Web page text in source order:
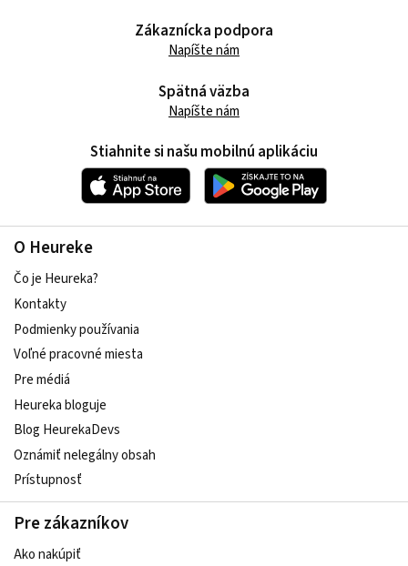
O Heureke
Čo je Heureka?
Kontakty
Podmienky používania
Voľné pracovné miesta
Pre médiá
Heureka bloguje
Blog HeurekaDevs
Oznámiť nelegálny obsah
Prístupnosť
Pre zákazníkov
Ako nakúpiť
Zákaznícka podpora
Napíšte nám
Spätná väzba
Napíšte nám
Stiahnite si našu mobilnú aplikáciu